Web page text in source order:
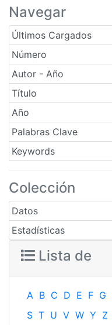
Navegar
Últimos Cargados
Número
Autor - Año
Título
Año
Palabras Clave
Keywords
Colección
Datos
Estadísticas
Lista de
A B C D E F G
S T U V W Y Z